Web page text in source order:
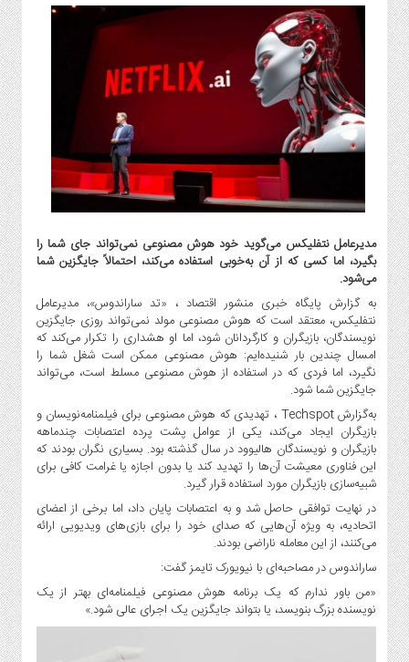
و
شهری
گاز
و
پتروشیمی
و
خودرو
آپ
و
فن
آوری
بانک
،
بیمه
و
ارز
دیجیتال
کشاورزی
و
صنایع
غذایی
سیاسی
و
بین
الملل
مدیرعامل نتفلیکس می‌گوید خود هوش مصنوعی نمی‌تواند جای شما را
بگیرد، اما کسی که از آن به‌خوبی استفاده می‌کند، احتمالاً جایگزین شما
می‌شود.
به گزارش پایگاه خبری منشور اقتصاد ، «تد ساراندوس»، مدیرعامل
نتفلیکس، معتقد است که هوش مصنوعی مولد نمی‌تواند روزی جایگزین
نویسندگان، بازیگران و کارگردانان شود، اما او هشداری را تکرار می‌کند که
امسال چندین بار شنیده‌ایم: هوش مصنوعی ممکن است شغل شما را
نگیرد، اما فردی که در استفاده از هوش مصنوعی مسلط است، می‌تواند
جایگزین شما شود.
به‌گزارش Techspot ، تهدیدی که هوش مصنوعی برای فیلمنامه‌نویسان و
بازیگران ایجاد می‌کند، یکی از عوامل پشت پرده اعتصابات چندماهه
بازیگران و نویسندگان هالیوود در سال گذشته بود. بسیاری نگران بودند که
این فناوری معیشت آن‌ها را تهدید کند یا بدون اجازه یا غرامت کافی برای
شبیه‌سازی بازیگران مورد استفاده قرار گیرد.
در نهایت توافقی حاصل شد و به اعتصابات پایان داد، اما برخی از اعضای
اتحادیه، به ویژه آن‌هایی که صدای خود را برای بازی‌های ویدیویی ارائه
می‌کنند، از این معامله ناراضی بودند.
ساراندوس در مصاحبه‌ای با نیویورک تایمز گفت:
«من باور ندارم که یک برنامه هوش مصنوعی فیلمنامه‌ای بهتر از یک
نویسنده بزرگ بنویسد، یا بتواند جایگزین یک اجرای عالی شود.»